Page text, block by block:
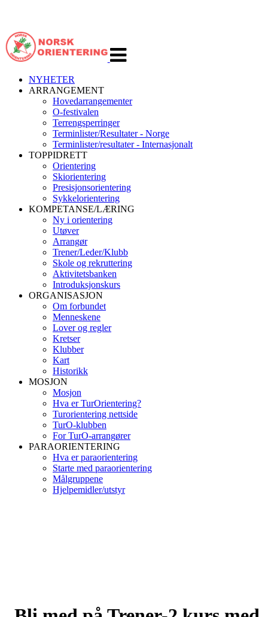
navigasjon
NYHETER
ARRANGEMENT
Hovedarrangementer
O-festivalen
Terrengsperringer
Terminlister/Resultater - Norge
Terminlister/resultater - Internasjonalt
TOPPIDRETT
Orientering
Skiorientering
Presisjonsorientering
Sykkelorientering
KOMPETANSE/LÆRING
Ny i orientering
Utøver
Arrangør
Trener/Leder/Klubb
Skole og rekruttering
Aktivitetsbanken
Introduksjonskurs
ORGANISASJON
Om forbundet
Menneskene
Lover og regler
Kretser
Klubber
Kart
Historikk
MOSJON
Mosjon
Hva er TurOrientering?
Turorientering nettside
TurO-klubben
For TurO-arrangører
PARAORIENTERING
Hva er paraorientering
Starte med paraorientering
Målgruppene
Hjelpemidler/utstyr